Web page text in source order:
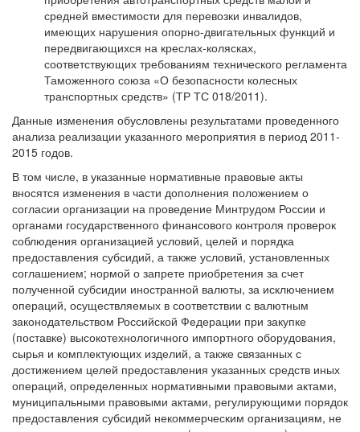
средней вместимости для перевозки инвалидов,
имеющих нарушения опорно-двигательных функций и
передвигающихся на креслах-колясках,
соответствующих требованиям технического регламента
Таможенного союза «О безопасности колесных
транспортных средств» (ТР ТС 018/2011).
Данные изменения обусловлены результатами проведенного
анализа реализации указанного мероприятия в период 2011-
2015 годов.
В том числе, в указанные нормативные правовые акты
вносятся изменения в части дополнения положением о
согласии организации на проведение Минтрудом России и
органами государственного финансового контроля проверок
соблюдения организацией условий, целей и порядка
предоставления субсидий, а также условий, установленных
соглашением; нормой о запрете приобретения за счет
полученной субсидии иностранной валюты, за исключением
операций, осуществляемых в соответствии с валютным
законодательством Российской Федерации при закупке
(поставке) высокотехнологичного импортного оборудования,
сырья и комплектующих изделий, а также связанных с
достижением целей предоставления указанных средств иных
операций, определенных нормативными правовыми актами,
муниципальными правовыми актами, регулирующими порядок
предоставления субсидий некоммерческим организациям, не